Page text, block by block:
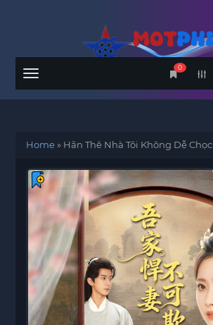
Menu
0
Home» Hãn Thê Nhà Tôi Không Dễ Chọc